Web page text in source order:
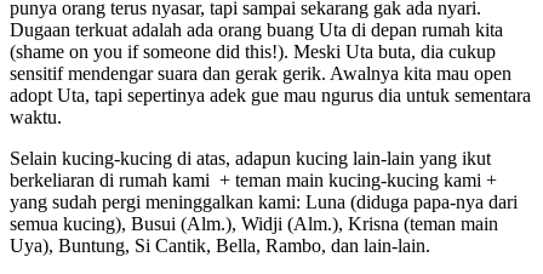
punya orang terus nyasar, tapi sampai sekarang gak ada nyari.
Dugaan terkuat adalah ada orang buang Uta di depan rumah kita
(shame on you if someone did this!). Meski Uta buta, dia cukup
sensitif mendengar suara dan gerak gerik. Awalnya kita mau open
adopt Uta, tapi sepertinya adek gue mau ngurus dia untuk sementara
waktu.
Selain kucing-kucing di atas, adapun kucing lain-lain yang ikut
berkeliaran di rumah kami + teman main kucing-kucing kami +
yang sudah pergi meninggalkan kami: Luna (diduga papa-nya dari
semua kucing), Busui (Alm.), Widji (Alm.), Krisna (teman main
Uya), Buntung, Si Cantik, Bella, Rambo, dan lain-lain.